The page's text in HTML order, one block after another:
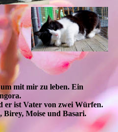
mit mir zu leben. Ein
er ist Vater von zwei Würfen.
Birey, Moise und Basari.